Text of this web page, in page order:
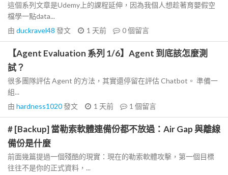
這個系列文章是Udemy上的課程延伸，因為我個人想趁著育嬰假空
檔學一點data...
由 duckravel48 發文 1 天前 0個留言
【Agent Evaluation 系列 1/6】Agent 到底該怎麼測
試？
很多團隊評估 Agent 的方法，其實還停留在評估 Chatbot。 準備一
組...
由 hardness1020發文 1 天前 1 個留言
# [Backup] 當勒索軟體連備份都不放過：Air Gap 與離線
備份是什麼
前面幾篇提過一個殘酷的現實：現在的勒索軟體攻擊，第一個目標
往往不是你的正式資料，...